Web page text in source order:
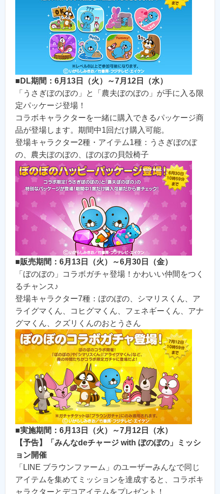
■DL期間：6月13日（火）～7月12日（水）
「うさぎぼのぼの」と「農夫ぼのぼの」が手に入る限
定パッケージ登場！
コラボキャラクターを一緒に購入できるパッケージ商
品が登場します。期間中1回だけ購入可能。
登場キャラクター2種・アイテム1種：うさぎぼのぼ
の、農夫ぼのぼの、ぼのぼの貝殻椅子
■販売期間：6月13日（火）～6月30日（金）
「ぼのぼの」コラボガチャ登場！かわいい仲間をつく
るチャンス♪
登場キャラクター7種：ぼのぼの、シマリスくん、ア
ライグマくん、コヒグマくん、フェネギーくん、アナ
グマくん、クズリくんのおとうさん
■実施期間：6月13日（火）～7月12日（水）
【予告】「みんなdeチャージ with ぼのぼの」ミッシ
ョン開催
「LINE ブラウンファーム」のユーザーみんなで同じ
アイテムを集めてミッションを達成すると、コラボキ
ャラクターとデコアイテムをプレゼント！